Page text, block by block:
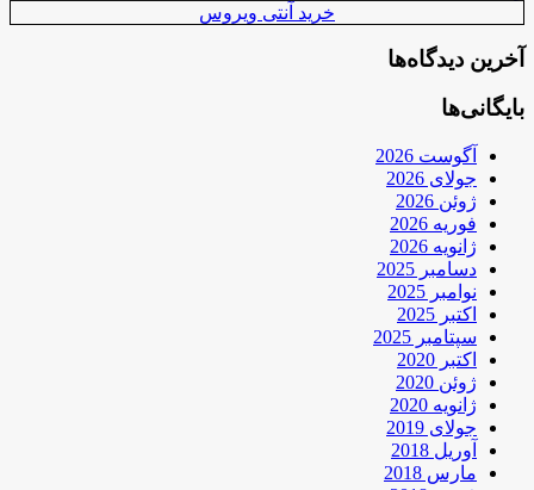
خرید آنتی ویروس
آخرین دیدگاه‌ها
بایگانی‌ها
آگوست 2026
جولای 2026
ژوئن 2026
فوریه 2026
ژانویه 2026
دسامبر 2025
نوامبر 2025
اکتبر 2025
سپتامبر 2025
اکتبر 2020
ژوئن 2020
ژانویه 2020
جولای 2019
آوریل 2018
مارس 2018